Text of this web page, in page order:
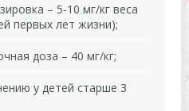
– 5-10 мг/кг веса
первых лет жизни);
доза – 40 мг/кг;
у детей старше 3